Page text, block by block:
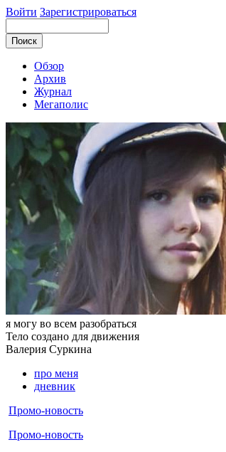
Войти Зарегистрироваться
Обзор
Архив
Журнал
Мегаполис
я могу во всем разобраться
Тело создано для движения
Валерия Суркина
про меня
дневник
Промо-новость
Промо-новость